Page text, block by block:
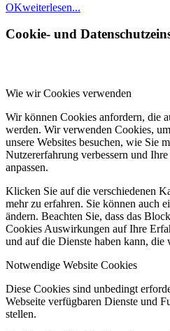
OKweiterlesen...
Cookie- und
Wie wir Cookies verwenden
Wir können Cookies anfordern, die
werden. Wir verwenden Cookies,
unsere Websites besuchen, wie Sie
Nutzererfahrung verbessern und
anpassen.
Klicken Sie auf die verschiedenen
mehr zu erfahren. Sie können auch
ändern. Beachten Sie, dass das
Cookies Auswirkungen auf Ihre
und auf die Dienste haben kann, die
Notwendige Website Cookies
Diese Cookies sind unbedingt
Webseite verfügbaren Dienste und
stellen.